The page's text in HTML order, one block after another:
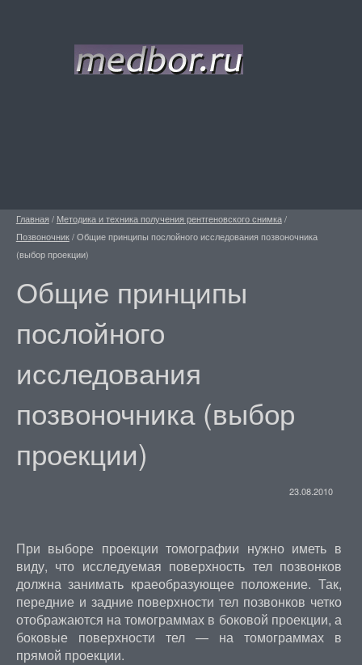
Главная / Методика и техника получения рентгеновского снимка/
Позвоночник/Общие принципы послойного исследования позвоночника
(выбор проекции)
Общие принципы
послойного
исследования
позвоночника (выбор
проекции)
23.08.2010
При выборе проекции томографии нужно иметь в
виду, что исследуемая поверхность тел позвонков
должна занимать краеобразующее положение. Так,
передние и задние поверхности тел позвонков четко
отображаются на томограммах в боковой проекции, а
боковые поверхности тел — на томограммах в
прямой проекции.